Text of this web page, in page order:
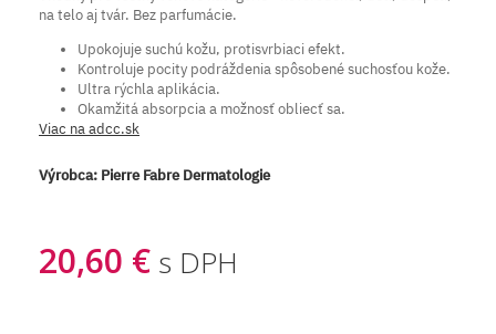
na telo aj tvár. Bez parfumácie.
Upokojuje suchú kožu, protisvrbiaci efekt.
Kontroluje pocity podráždenia spôsobené suchosťou kože.
Ultra rýchla aplikácia.
Okamžitá absorpcia a možnosť obliecť sa.
Viac na adcc.sk
Výrobca: Pierre Fabre Dermatologie
20,60 € s DPH